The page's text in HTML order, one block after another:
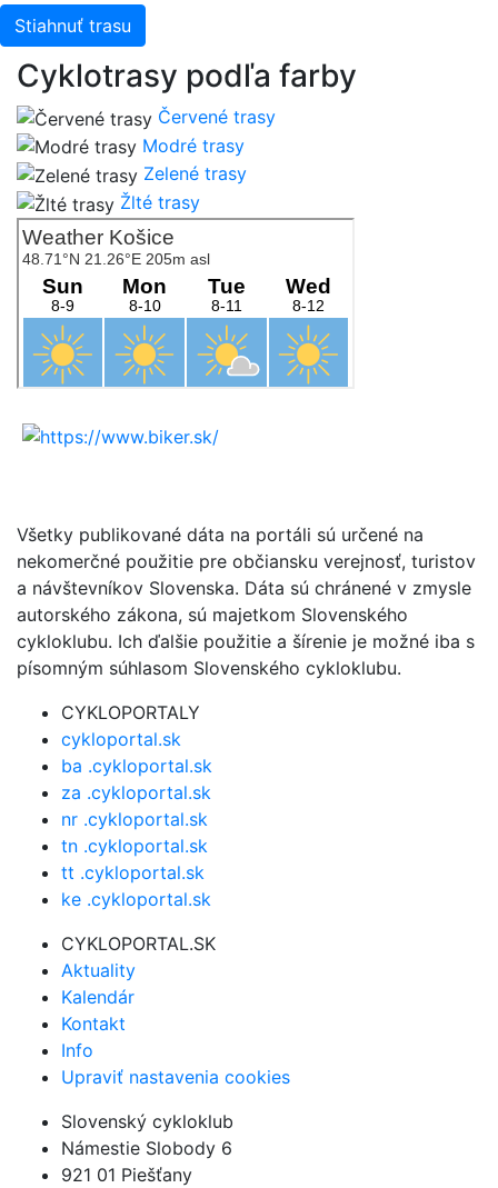
Stiahnuť trasu
Cyklotrasy podľa farby
Červené trasy
Modré trasy
Zelené trasy
Žlté trasy
Všetky publikované dáta na portáli sú určené na
nekomerčné použitie pre občiansku verejnosť, turistov
a návštevníkov Slovenska. Dáta sú chránené v zmysle
autorského zákona, sú majetkom Slovenského
cykloklubu. Ich ďalšie použitie a šírenie je možné iba s
písomným súhlasom Slovenského cykloklubu.
CYKLOPORTALY
cykloportal.sk
ba .cykloportal.sk
za .cykloportal.sk
nr .cykloportal.sk
tn .cykloportal.sk
tt .cykloportal.sk
ke .cykloportal.sk
CYKLOPORTAL.SK
Aktuality
Kalendár
Kontakt
Info
Upraviť nastavenia cookies
Slovenský cykloklub
Námestie Slobody 6
921 01 Piešťany